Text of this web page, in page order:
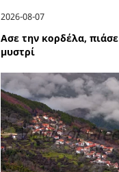
2026-08-07
Ασε την κορδέλα,
μυστρί